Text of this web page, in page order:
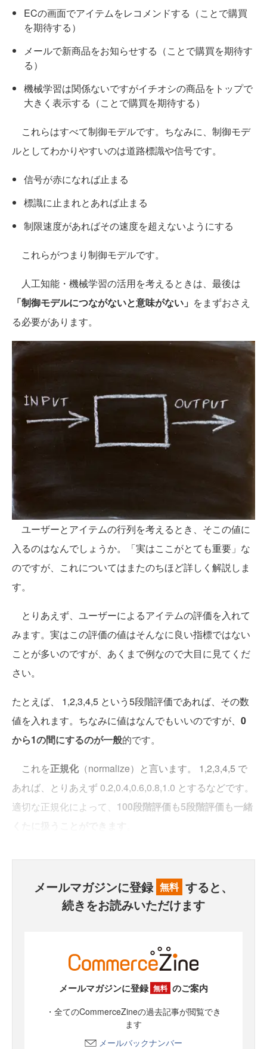
ECの画面でアイテムをレコメンドする（ことで購買
を期待する）
メールで新商品をお知らせする（ことで購買を期待す
る）
機械学習は関係ないですがイチオシの商品をトップで
大きく表示する（ことで購買を期待する）
これらはすべて制御モデルです。ちなみに、制御モデ
ルとしてわかりやすいのは道路標識や信号です。
信号が赤になれば止まる
標識に止まれとあれば止まる
制限速度があればその速度を超えないようにする
これらがつまり制御モデルです。
人工知能・機械学習の活用を考えるときは、最後は
「制御モデルにつながないと意味がない」 をまずおさえ
る必要があります。
ユーザーとアイテムの行列を考えるとき、そこの値に
入るのはなんでしょうか。「実はここがとても重要」な
のですが、これについてはまたのちほど詳しく解説しま
す。
とりあえず、ユーザーによるアイテムの評価を入れて
みます。実はこの評価の値はそんなに良い指標ではない
ことが多いのですが、あくまで例なので大目に見てくだ
さい。
たとえば、 1,2,3,4,5 という5段階評価であれば、その数
値を入れます。ちなみに値はなんでもいいのですが、 0
から1の間にするのが一般的です。
これを正規化（normalize）と言います。 1,2,3,4,5 で
あれば、とりあえず 0.2,0.4,0.6,0.8,1.0 とするなどです。
適切な正規化によって、 100段階評価も5段階評価も一緒
メールマガジンに登録 無料 すると、
続きをお読みいただけます
メールマガジンに登録 無料 のご案内
・全てのCommerceZineの過去記事が閲覧でき
ます
メールバックナンバー